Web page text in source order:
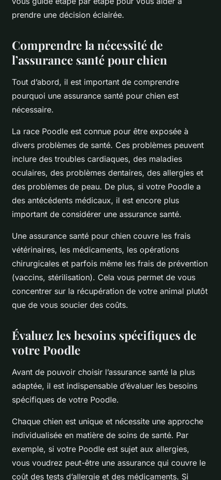
prendre une décision éclairée.
Comprendre la nécessité de
l’assurance santé pour chien
Tout d’abord, il est important de comprendre
pourquoi une assurance santé pour chien est
nécessaire.
La race Poodle est connue pour être exposée à
divers problèmes de santé. Ces problèmes peuvent
inclure des troubles cardiaques, des maladies
oculaires, des problèmes dentaires, des allergies et
des problèmes de peau. De plus, si votre Poodle a
des antécédents médicaux, il est encore plus
important de considérer une assurance santé.
Une assurance santé pour chien couvre les frais
vétérinaires, les médicaments, les opérations
chirurgicales et parfois même les frais de prévention
(vaccins, stérilisation). Cela vous permet de vous
concentrer sur la récupération de votre animal plutôt
que de vous soucier des coûts.
Évaluez les besoins spécifiques de
votre Poodle
Avant de pouvoir choisir l’assurance santé la plus
adaptée, il est indispensable d’évaluer les besoins
spécifiques de votre Poodle.
Chaque chien est unique et nécessite une approche
individualisée en matière de soins de santé. Par
exemple, si votre Poodle est sujet aux allergies,
vous voudrez peut-être une assurance qui couvre le
coût des tests d’allergie et des médicaments. Si